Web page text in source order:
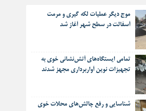
آپارات
اپلیکیشن
موج دیگر عملیات لکه گیری و مرمت
آسفالت در سطح شهر آغاز شد
تمامی ایستگاه‌های آتش‌نشانی خوی به
تجهیزات نوین آواربرداری مجهز شدند
شناسایی و رفع چالش‌های محلات خوی